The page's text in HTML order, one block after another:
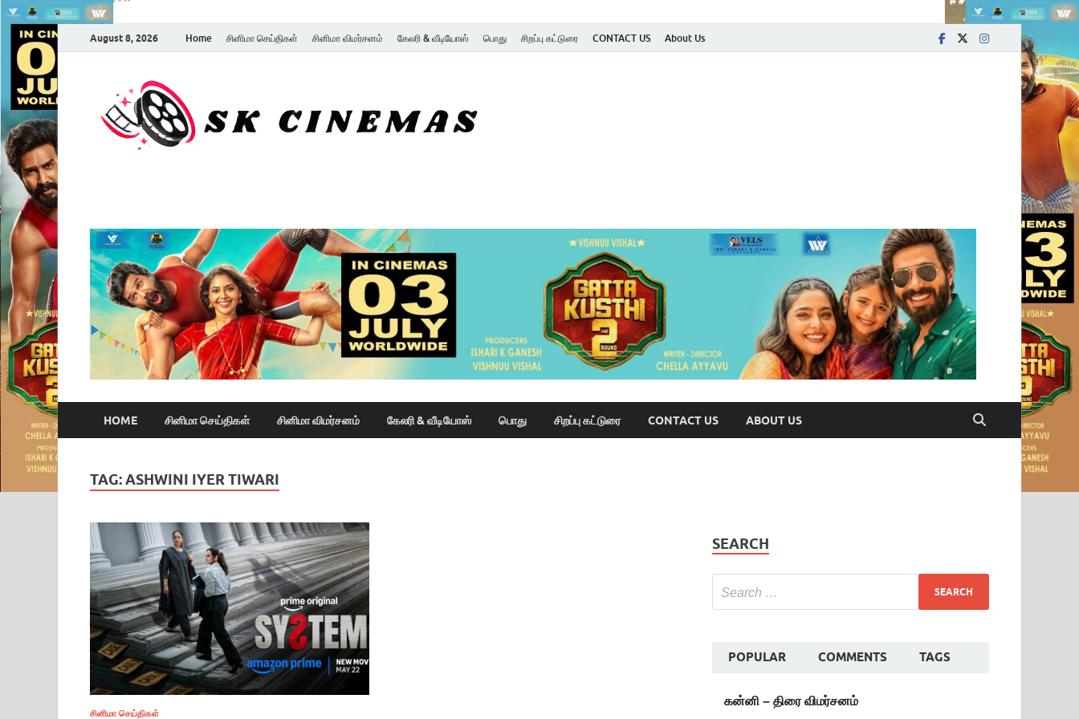
August 8, 2026 Home சினிமா செய்திகள் சினிமா விமர்சனம் கேலரி & வீடியோஸ் பொது சிறப்பு கட்டுரை CONTACT US About Us
HOME சினிமா செய்திகள் சினிமா விமர்சனம் கேலரி & வீடியோஸ் பொது சிறப்பு கட்டுரை CONTACT US ABOUT US
TAG:ASHWINI IYER TIWARI
சினிமா செய்திகள்
SEARCH
POPULAR COMMENTS TAGS
கன்னி – திரை விமர்சனம்